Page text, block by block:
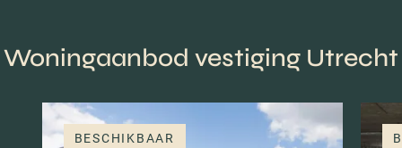
Woningaanbod vestiging Utrecht
BESCHIKBAAR